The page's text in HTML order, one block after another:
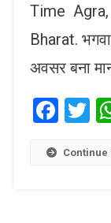
Time Agra,
Bharat.
अवसर बना
Continue